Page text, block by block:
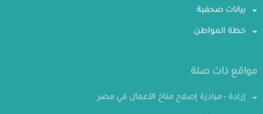
بيانات صحفية
خطة المواطن
مواقع ذات صلة
إرادة - مبادرة إصلاح مناخ الأعمال في مصر